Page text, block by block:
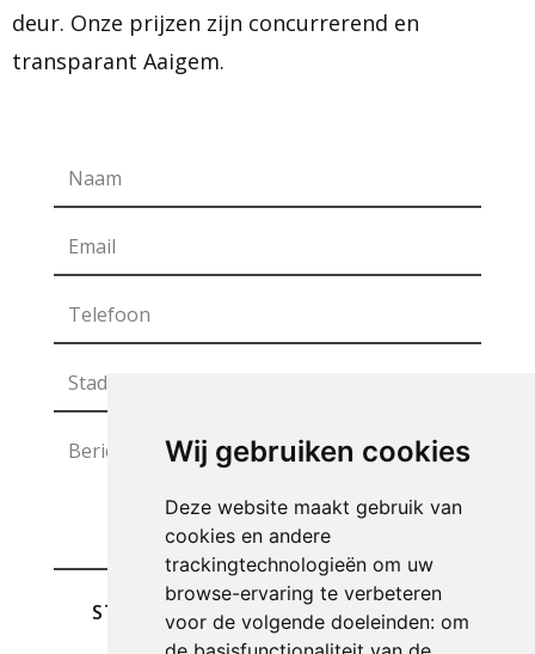
Wij gebruiken cookies
Deze website maakt gebruik van
cookies en andere
trackingtechnologieën om uw
browse-ervaring te verbeteren
voor de volgende doeleinden: om
deur. Onze prijzen zijn concurrerend en
transparant Aaigem.
STUREN